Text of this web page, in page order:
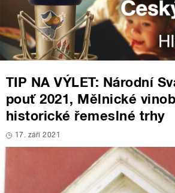
TIP NA VÝLET: Národní
pouť 2021, Mělnické
historické řemeslné trhy
17. září 2021